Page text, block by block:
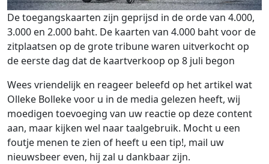
De toegangskaarten zijn geprijsd in de orde van 4.000,
3.000 en 2.000 baht. De kaarten van 4.000 baht voor de
zitplaatsen op de grote tribune waren uitverkocht op
de eerste dag dat de kaartverkoop op 8 juli begon
Wees vriendelijk en reageer beleefd op het artikel wat
Olleke Bolleke voor u in de media gelezen heeft, wij
moedigen toevoeging van uw reactie op deze content
aan, maar kijken wel naar taalgebruik. Mocht u een
foutje menen te zien of heeft u een tip!, mail uw
nieuwsbeer even, hij zal u dankbaar zijn.